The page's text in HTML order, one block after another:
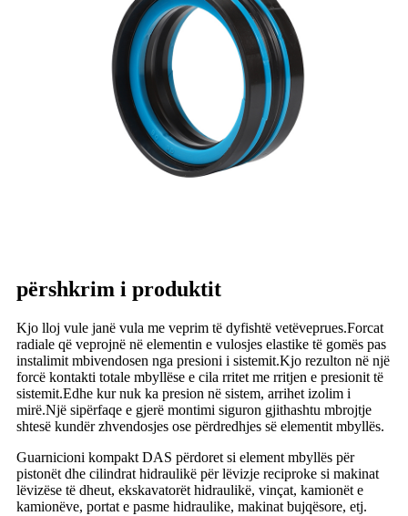
përshkrim i produktit
Kjo lloj vule janë vula me veprim të dyfishtë vetëveprues.Forcat
radiale që veprojnë në elementin e vulosjes elastike të gomës pas
instalimit mbivendosen nga presioni i sistemit.Kjo rezulton në një
forcë kontakti totale mbyllëse e cila rritet me rritjen e presionit të
sistemit.Edhe kur nuk ka presion në sistem, arrihet izolim i
mirë.Një sipërfaqe e gjerë montimi siguron gjithashtu mbrojtje
shtesë kundër zhvendosjes ose përdredhjes së elementit mbyllës.
Guarnicioni kompakt DAS përdoret si element mbyllës për
pistonët dhe cilindrat hidraulikë për lëvizje reciproke si makinat
lëvizëse të dheut, ekskavatorët hidraulikë, vinçat, kamionët e
kamionëve, portat e pasme hidraulike, makinat bujqësore, etj.